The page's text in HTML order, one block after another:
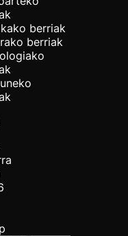
berriak
berriak